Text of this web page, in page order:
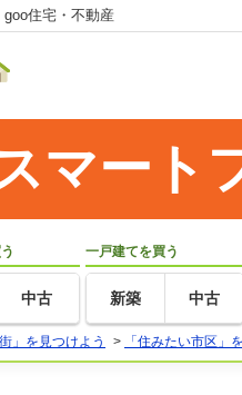
住宅・不動産
マート
中古
一戸建てを買う
新築 中古
」を見つけよう > 「住みたい市区」